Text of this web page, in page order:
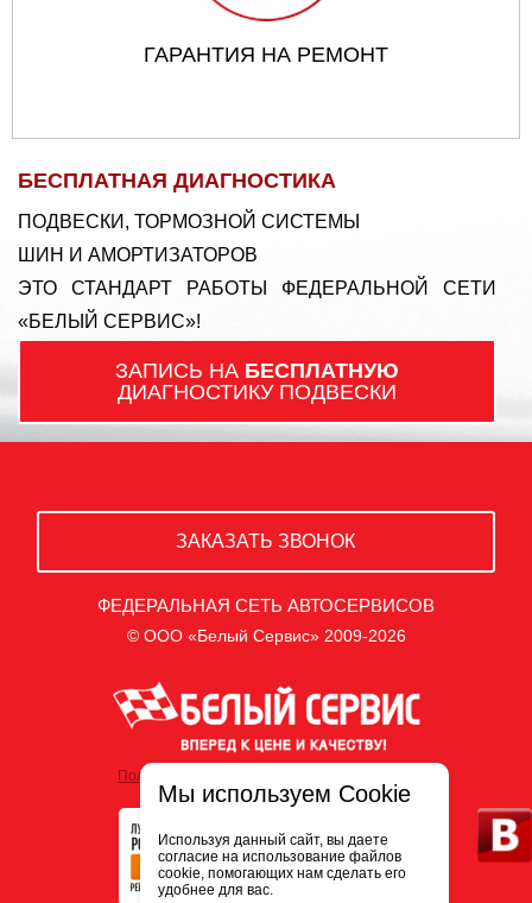
ГАРАНТИЯ НА РЕМОНТ
БЕСПЛАТНАЯ ДИАГНОСТИКА
ПОДВЕСКИ, ТОРМОЗНОЙ СИСТЕМЫ
ШИН И АМОРТИЗАТОРОВ
ЭТО СТАНДАРТ РАБОТЫ ФЕДЕРАЛЬНОЙ СЕТИ
«БЕЛЫЙ СЕРВИС»!
ЗАПИСЬ НА БЕСПЛАТНУЮ
ДИАГНОСТИКУ ПОДВЕСКИ
ЗАКАЗАТЬ ЗВОНОК
ФЕДЕРАЛЬНАЯ СЕТЬ АВТОСЕРВИСОВ
© ООО «Белый Сервис» 2009-2026
Политика обработки персональных данных
Мы используем Cookie
Используя данный сайт, вы даете
согласие на использование файлов
cookie, помогающих нам сделать его
удобнее для вас.